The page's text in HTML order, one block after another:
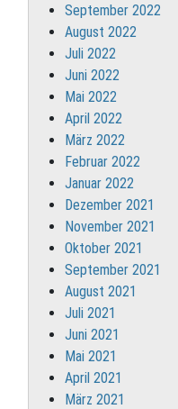
September 2022
August 2022
Juli 2022
Juni 2022
Mai 2022
April 2022
März 2022
Februar 2022
Januar 2022
Dezember 2021
November 2021
Oktober 2021
September 2021
August 2021
Juli 2021
Juni 2021
Mai 2021
April 2021
März 2021